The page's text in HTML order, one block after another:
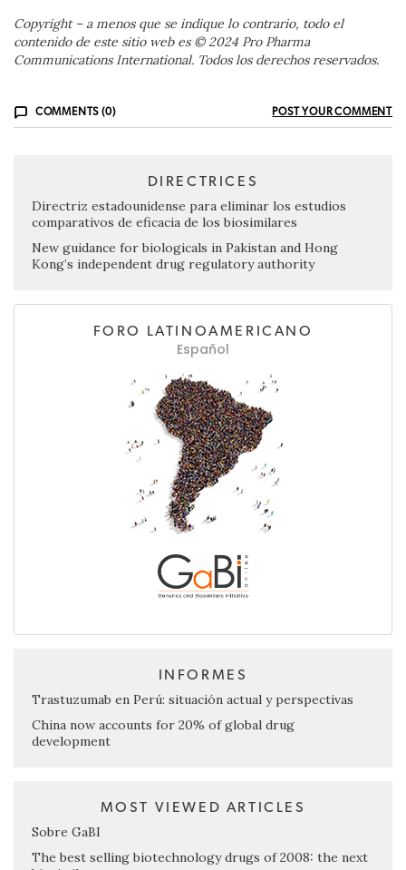
Copyright – a menos que se indique lo contrario, todo el
contenido de este sitio web es © 2024 Pro Pharma
Communications International. Todos los derechos reservados.
COMMENTS (0) POST YOUR COMMENT
DIRECTRICES
Directriz estadounidense para eliminar los estudios
comparativos de eficacia de los biosimilares
New guidance for biologicals in Pakistan and Hong
Kong’s independent drug regulatory authority
FORO LATINOAMERICANO
Español
INFORMES
Trastuzumab en Perú: situación actual y perspectivas
China now accounts for 20% of global drug
development
MOST VIEWED ARTICLES
Sobre GaBI
The best selling biotechnology drugs of 2008: the next